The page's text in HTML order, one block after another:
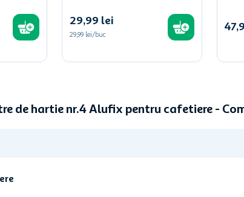
29,99 lei
29,99 lei/buc
47,
de hartie nr.4 Alufix pentru cafetiere -